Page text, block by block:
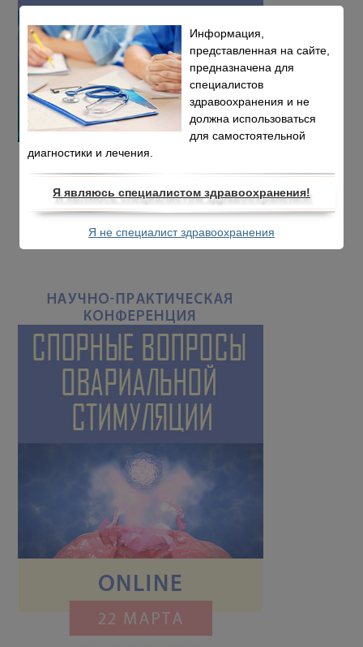
Информация,
представленная на сайте,
предназначена для
специалистов
здравоохранения и не
должна использоваться
для самостоятельной
диагностики и лечения.
Я являюсь специалистом здравоохранения!
Я не специалист здравоохранения